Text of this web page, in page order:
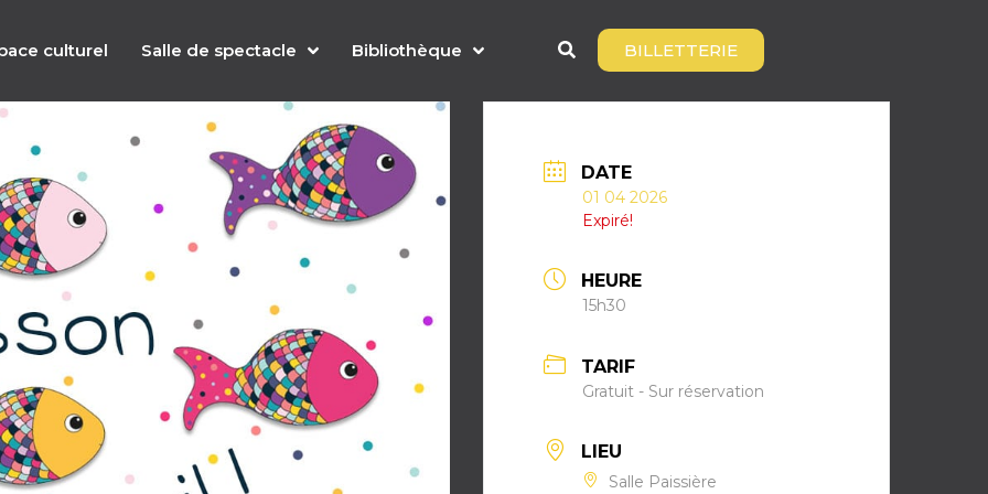
culturel Salle de spectacle Bibliothèque BILLETTERIE
DATE
01 04 2026
Expiré!
HEURE
15h30
TARIF
Gratuit - Sur réservation
LIEU
Salle Paissière